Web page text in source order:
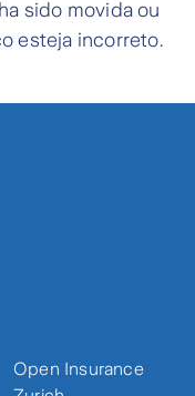
sido movida ou
esteja incorreto.
Open Insurance